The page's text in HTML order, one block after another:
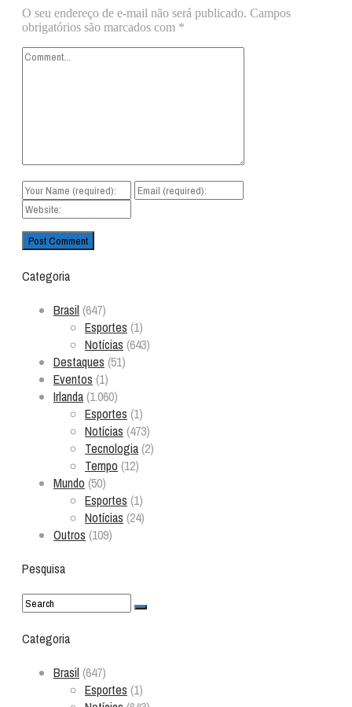
O seu endereço de e-mail não será publicado. Campos
obrigatórios são marcados com *
Categoria
Brasil (647)
Esportes (1)
Notícias (643)
Destaques (51)
Eventos (1)
Irlanda(1.060)
Esportes (1)
Notícias (473)
Tecnologia(2)
Tempo (12)
Mundo (50)
Esportes (1)
Notícias (24)
Outros (109)
Pesquisa
Categoria
Brasil (647)
Esportes (1)